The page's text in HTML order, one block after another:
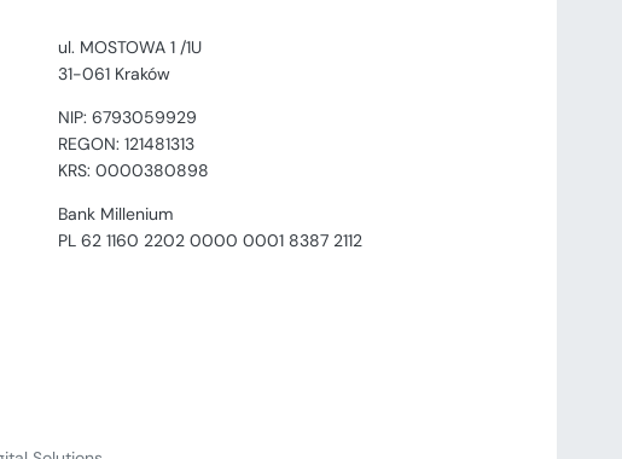
ul. MOSTOWA 1 /1U
31-061 Kraków
NIP: 6793059929
REGON: 121481313
KRS: 0000380898
Bank Millenium
PL 62 1160 2202 0000 0001 8387 2112